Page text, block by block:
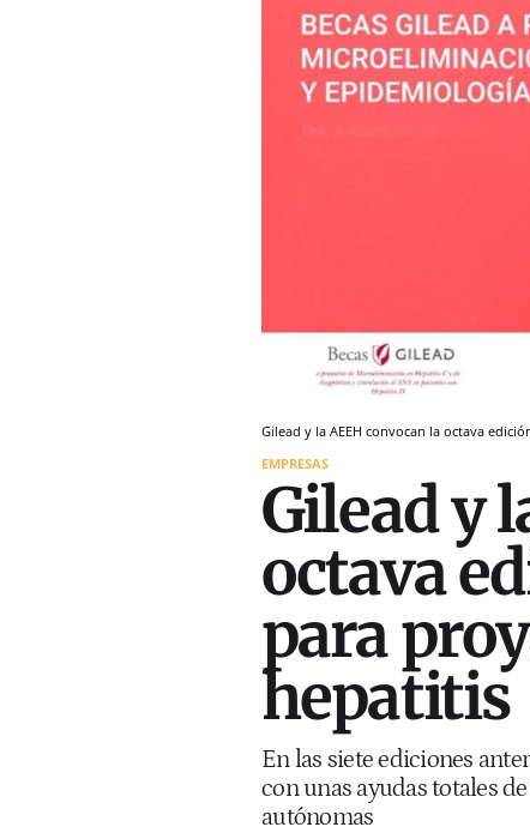
Gilead y la AEEH convocan la octava
EMPRESAS
Gilead y
octava
para
hepatitis
En las siete ediciones
con unas ayudas totales
autónomas